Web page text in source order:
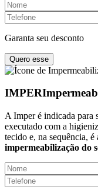
Garanta seu desconto
Quero esse
IMPER
A Imper é indicada para
executado com a
tecido e, na sequência,
impermeabilização do